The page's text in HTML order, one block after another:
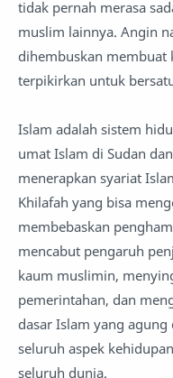
tidak pernah merasa
muslim lainnya. Angin
dihembuskan
terpikirkan untuk
Islam adalah sistem
umat Islam di Sudan
menerapkan syariat
Khilafah yang bisa
membebaskan
mencabut pengaruh
kaum muslimin,
pemerintahan, dan
dasar Islam yang
seluruh aspek
seluruh dunia.